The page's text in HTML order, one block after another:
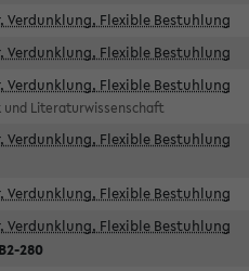
Verdunklung, Flexible Bestuhlung
Verdunklung, Flexible Bestuhlung
Verdunklung, Flexible Bestuhlung
Literaturwissenschaft
Verdunklung, Flexible Bestuhlung
Verdunklung, Flexible Bestuhlung
Verdunklung, Flexible Bestuhlung
280